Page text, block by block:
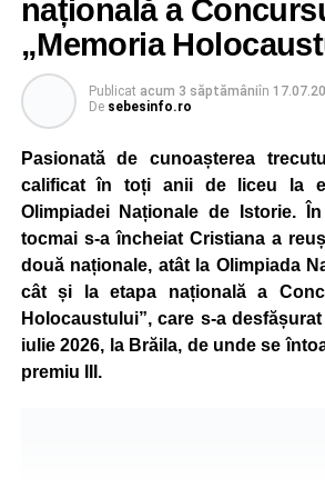
și cu normele pe care trebuie să le
pietoni responsabili.
Unul dintre cele mai apreciate
„Vara Descoperirilor – Orientare în
participat la exerciții interactive
descopere calitățile, să își
contact cu principalele domenii de
pe care și-ar putea dori să le urmeze
Programul a inclus și activități de
cadrul cărora participanții au
artistice, precum și sesiuni de
sportive, care au încurajat
echipă.
națională a
„Memoria
Publicat acum 3 săptămâniîn
De sebesinfo.ro
Pasionată de cunoașterea
calificat în toți anii de liceu la
Olimpiadei Naționale de Istorie.
tocmai s-a încheiat Cristiana a
două naționale, atât la Olimpiada
cât și la etapa națională a
Holocaustului”, care s-a
iulie 2026, la Brăila, de unde se
premiu III.